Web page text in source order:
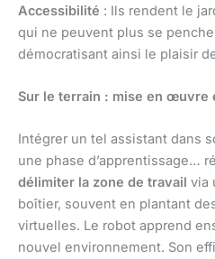
Accessibilité : Ils rendent le
qui ne peuvent plus se
démocratisant ainsi le plaisir
Sur le terrain : mise en œuvre
Intégrer un tel assistant dans
une phase d’apprentissage…
délimiter la zone de travail via
boîtier, souvent en plantant
virtuelles. Le robot apprend
nouvel environnement. Son